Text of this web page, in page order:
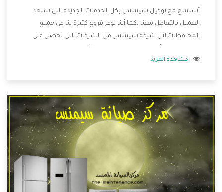
أستمتع مع توكيل سيمنس بكل الخدمات الجديدة التى تسعد
العميل بالتعامل معنا ،كما أننا نوفر فروع كثيرة لنا فى جميع
المحافظات لأن شركة سيمنس من الشركات التى تحصل على
كما أنها تهتم بالخدمات التى تكون بعد البيع معنا هتحصل على
مشاهدة المزيد